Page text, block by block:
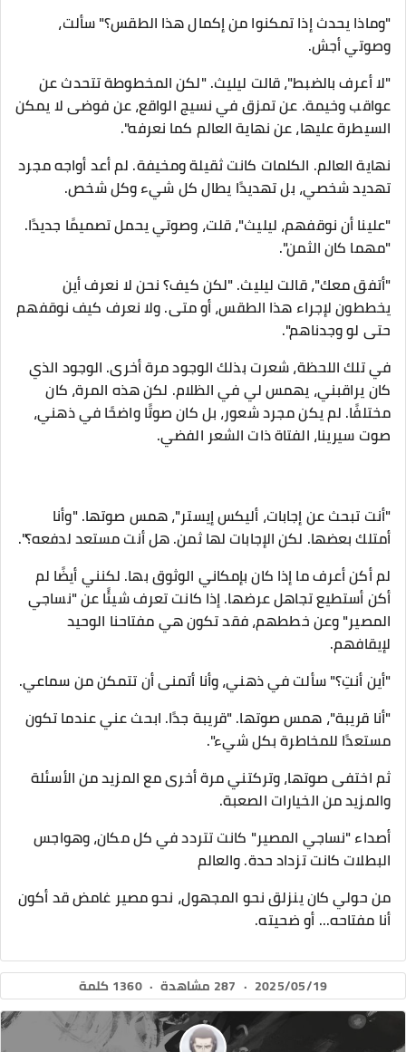
"وماذا يحدث إذا تمكنوا من إكمال هذا الطقس؟" سألت،
وصوتي أجش.
"لا أعرف بالضبط"، قالت ليليث. "لكن المخطوطة تتحدث عن
عواقب وخيمة. عن تمزق في نسيج الواقع، عن فوضى لا يمكن
السيطرة عليها، عن نهاية العالم كما نعرفه".
نهاية العالم. الكلمات كانت ثقيلة ومخيفة. لم أعد أواجه مجرد
تهديد شخصي، بل تهديدًا يطال كل شيء وكل شخص.
"علينا أن نوقفهم، ليليث"، قلت، وصوتي يحمل تصميمًا جديدًا.
"مهما كان الثمن".
"أتفق معك"، قالت ليليث. "لكن كيف؟ نحن لا نعرف أين
يخططون لإجراء هذا الطقس، أو متى. ولا نعرف كيف نوقفهم
حتى لو وجدناهم".
في تلك اللحظة، شعرت بذلك الوجود مرة أخرى. الوجود الذي
كان يراقبني، يهمس لي في الظلام. لكن هذه المرة، كان
مختلفًا. لم يكن مجرد شعور، بل كان صوتًا واضحًا في ذهني،
صوت سيرينا، الفتاة ذات الشعر الفضي.
"أنت تبحث عن إجابات، أليكس إيستر"، همس صوتها. "وأنا
أمتلك بعضها. لكن الإجابات لها ثمن. هل أنت مستعد لدفعه؟".
لم أكن أعرف ما إذا كان بإمكاني الوثوق بها. لكنني أيضًا لم
أكن أستطيع تجاهل عرضها. إذا كانت تعرف شيئًا عن "نساجي
المصير" وعن خططهم، فقد تكون هي مفتاحنا الوحيد
لإيقافهم.
"أين أنتِ؟" سألت في ذهني، وأنا أتمنى أن تتمكن من سماعي.
"أنا قريبة"، همس صوتها. "قريبة جدًا. ابحث عني عندما تكون
مستعدًا للمخاطرة بكل شيء".
ثم اختفى صوتها، وتركتني مرة أخرى مع المزيد من الأسئلة
والمزيد من الخيارات الصعبة.
أصداء "نساجي المصير" كانت تتردد في كل مكان، وهواجس
البطلات كانت تزداد حدة. والعالم
من حولي كان ينزلق نحو المجهول، نحو مصير غامض قد أكون
أنا مفتاحه... أو ضحيته.
2025/05/19
· 287 مشاهدة · 1360 كلمة